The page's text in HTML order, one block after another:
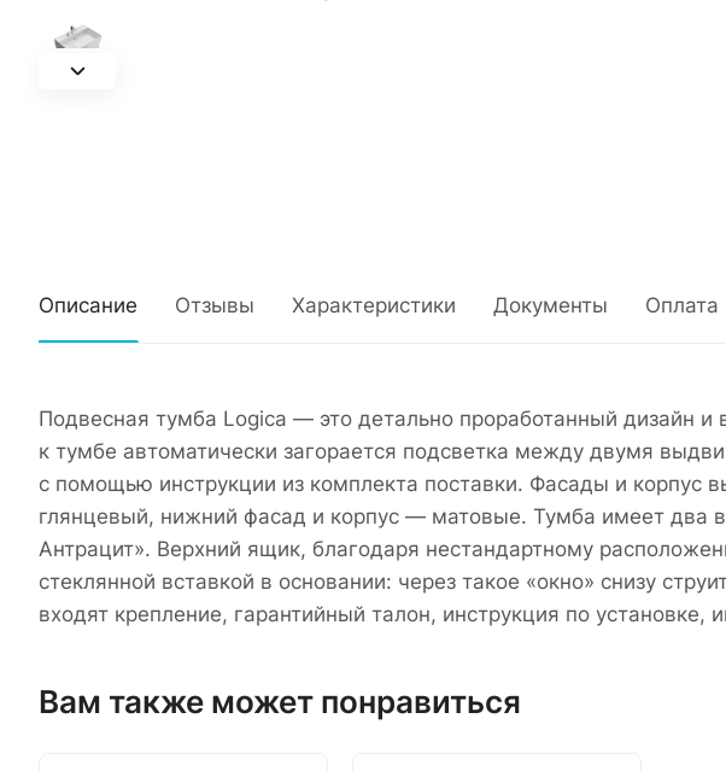
Описание Отзывы Характеристики Документы Оплата
Подвесная тумба Logica — это детально проработанный дизайн
к тумбе автоматически загорается подсветка между двумя
с помощью инструкции из комплекта поставки. Фасады и
глянцевый, нижний фасад и корпус — матовые. Тумба имеет два
Антрацит». Верхний ящик, благодаря нестандартному
стеклянной вставкой в основании: через такое «окно» снизу
входят крепление, гарантийный талон, инструкция по
Вам также может понравиться